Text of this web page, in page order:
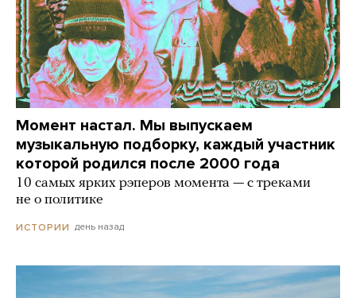
Момент настал. Мы выпускаем
музыкальную подборку, каждый участник
которой родился после 2000 года
10 самых ярких рэперов момента — с треками
не о политике
ИСТОРИИ день назад